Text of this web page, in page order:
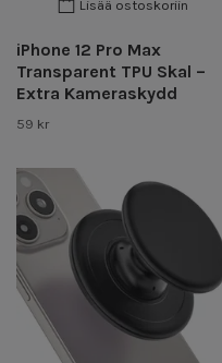
Lisää ostoskoriin
iPhone 12 Pro Max
Transparent TPU Skal –
Extra Kameraskydd
59 kr